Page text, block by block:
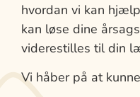
hvordan vi kan
kan løse dine
viderestilles til din
Vi håber på at